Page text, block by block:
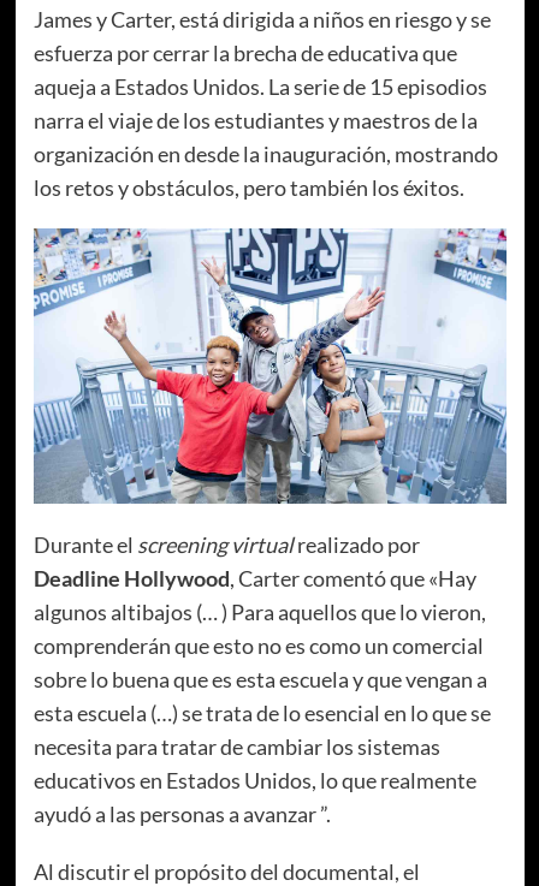
James y Carter, está dirigida a niños en riesgo y se
esfuerza por cerrar la brecha de educativa que
aqueja a Estados Unidos. La serie de 15 episodios
narra el viaje de los estudiantes y maestros de la
organización en desde la inauguración, mostrando
los retos y obstáculos, pero también los éxitos.
Durante el screening virtualrealizado por
Deadline Hollywood, Carter comentó que «Hay
algunos altibajos (… ) Para aquellos que lo vieron,
comprenderán que esto no es como un comercial
sobre lo buena que es esta escuela y que vengan a
esta escuela (…) se trata de lo esencial en lo que se
necesita para tratar de cambiar los sistemas
educativos en Estados Unidos, lo que realmente
ayudó a las personas a avanzar ”.
Al discutir el propósito del documental, el